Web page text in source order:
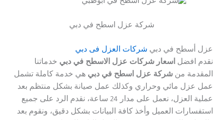
شركة عزل اسطح في دبي
عزل أسطح في دبي شركات العزل فى دبي
نقدم افضل اسعار شركات عزل الاسطح في دبي خدماتنا
المقدمة من شركة عزل اسطح في دبي هي خدمة كاملة تشمل
عمل عزل مائي وحراري وكذلك عمل صيانة بشكل منتظم بعد
عملية العزل، نعمل على مدار 24 ساعة، نقدم الرد على جميع
استفسارات العميل وأخذ كافة البيانات بشكل دقيق، ونقوم بعد